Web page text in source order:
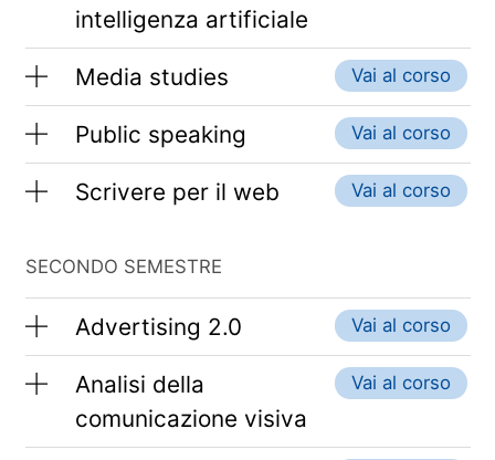
intelligenza artificiale
Media studies Vai al corso
Public speaking Vai al corso
Scrivere per il web Vai al corso
SECONDO SEMESTRE
Advertising 2.0 Vai al corso
Analisi della
comunicazione visiva
Vai al corso